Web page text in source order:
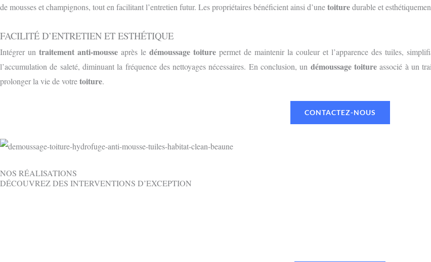
de mousses et champignons, tout en facilitant l’entretien futur. Les propriétaires bénéficient ainsi d’unetoituredurable et
FACILITÉ D’ENTRETIEN ET ESTHÉTIQUE
Intégrer un traitement anti-mousse après le démoussage toiture permet de maintenir la couleur et l’apparence des tuiles,
l’accumulation de saleté, diminuant la fréquence des nettoyages nécessaires. En conclusion, un démoussage toiture associé à un
prolonger la vie de votretoiture.
CONTACTEZ-NOUS
NOS RÉALISATIONS
DÉCOUVREZ DES INTERVENTIONS D’EXCEPTION